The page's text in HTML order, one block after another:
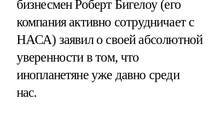
бизнесмен Роберт Бигелоу (его
компания активно сотрудничает с
НАСА) заявил о своей абсолютной
уверенности в том, что
инопланетяне уже давно среди
нас.